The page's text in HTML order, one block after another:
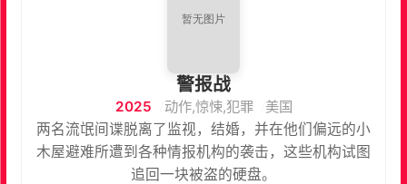
警报战
2025 动作,惊悚,犯罪
美国
两名流氓间谍脱离了监视，结婚，并在他们偏远的小
木屋避难所遭到各种情报机构的袭击，这些机构试图
追回一块被盗的硬盘。